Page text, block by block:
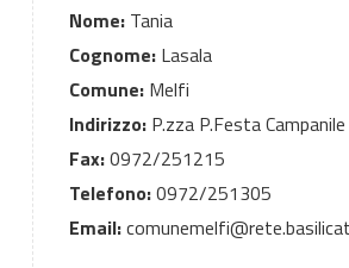
Nome:Tania
Cognome:Lasala
Comune:Melfi
Indirizzo:P.zza P.Festa Campanile
Fax:0972/251215
Telefono:0972/251305
Email: